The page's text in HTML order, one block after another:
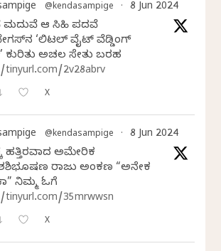
@kendasampige · 8 Jun 2024
ಮದುವೆ ಆ ಸಿಹಿ ಪದವೆ
‘ಲಿಟಲ್ ವೈಟ್ ವೆಡ್ಡಿಂಗ್
ಕುರಿತು ಅಚಲ ಸೇತು ಬರಹ
2v28abrv
X
@kendasampige · 8 Jun 2024
ಹತ್ತಿರವಾದ ಅಮೇರಿಕ
ರಾಜು ಅಂಕಣ “ಅನೇಕ
ನಿಮ್ಮ ಓದಿಗೆ
35mrwwsn
X